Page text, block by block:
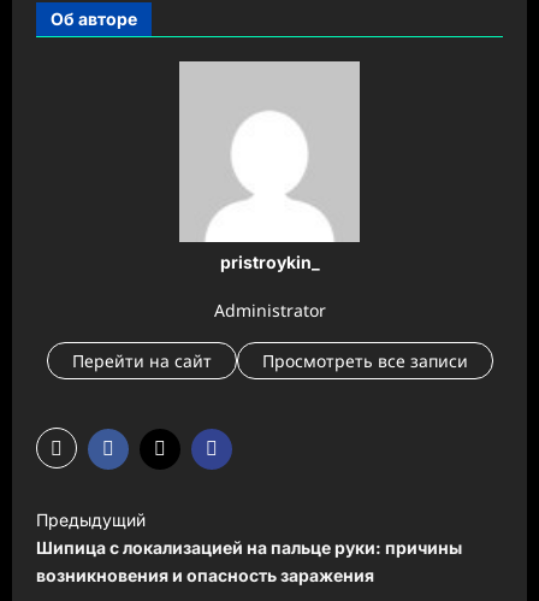
Об авторе
pristroykin_
Administrator
Перейти на сайт Просмотреть все записи
Н
а
в
Предыдущий
Шипица с локализацией на пальце руки: причины
возникновения и опасность заражения